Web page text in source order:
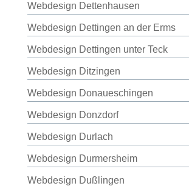
Webdesign Dettenhausen
Webdesign Dettingen an der Erms
Webdesign Dettingen unter Teck
Webdesign Ditzingen
Webdesign Donaueschingen
Webdesign Donzdorf
Webdesign Durlach
Webdesign Durmersheim
Webdesign Dußlingen